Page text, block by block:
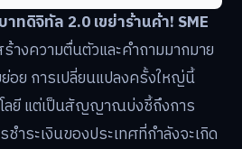
าทดิจิทัล 2.0 เขย่าร้านค้า! SME
ร้างความตื่นตัวและคำถามมากมาย
อย การเปลี่ยนแปลงครั้งใหญ่นี้
โลยี แต่เป็นสัญญาณบ่งชี้ถึงการ
ำระเงินของประเทศที่กำลังจะเกิด